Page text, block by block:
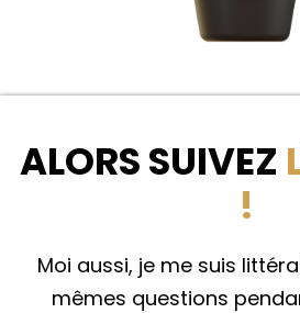
ALORS SUIVEZ
!
Moi aussi, je me suis
mêmes questions